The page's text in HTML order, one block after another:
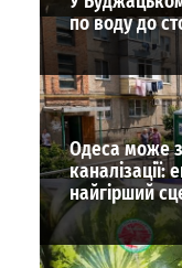
по воду до
Одеса може
каналізації:
найгірший